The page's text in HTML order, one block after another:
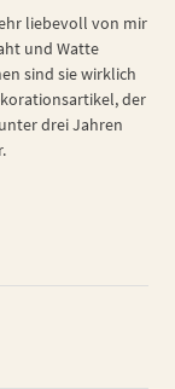
liebevoll von mir
und Watte
sind sie wirklich
der
drei Jahren